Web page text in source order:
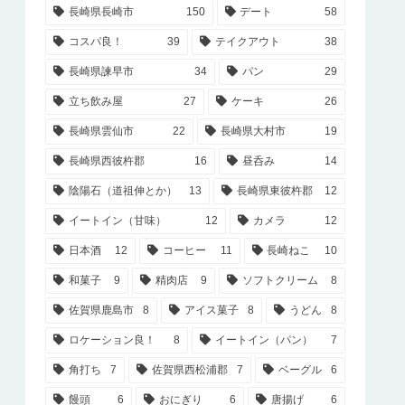
長崎県長崎市 150 デート 58
コスパ良！ 39 テイクアウト 38
長崎県諫早市 34 パン 29
立ち飲み屋 27 ケーキ 26
長崎県雲仙市 22 長崎県大村市 19
長崎県西彼杵郡 16 昼呑み 14
陰陽石（道祖伸とか） 13 長崎県東彼杵郡 12
イートイン（甘味） 12 カメラ 12
日本酒 12 コーヒー 11 長崎ねこ 10
和菓子 9 精肉店 9 ソフトクリーム 8
佐賀県鹿島市 8 アイス菓子 8 うどん 8
ロケーション良！ 8 イートイン（パン） 7
角打ち 7 佐賀県西松浦郡 7 ベーグル 6
饅頭 6 おにぎり 6 唐揚げ 6